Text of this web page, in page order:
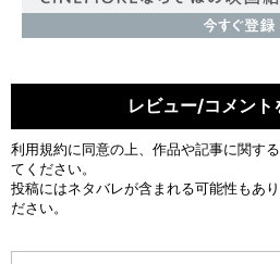
レビュー/コメント
利用規約に同意の上、作品や記事に関す
てください。
投稿にはネタバレが含まれる可能性もあ
ださい。